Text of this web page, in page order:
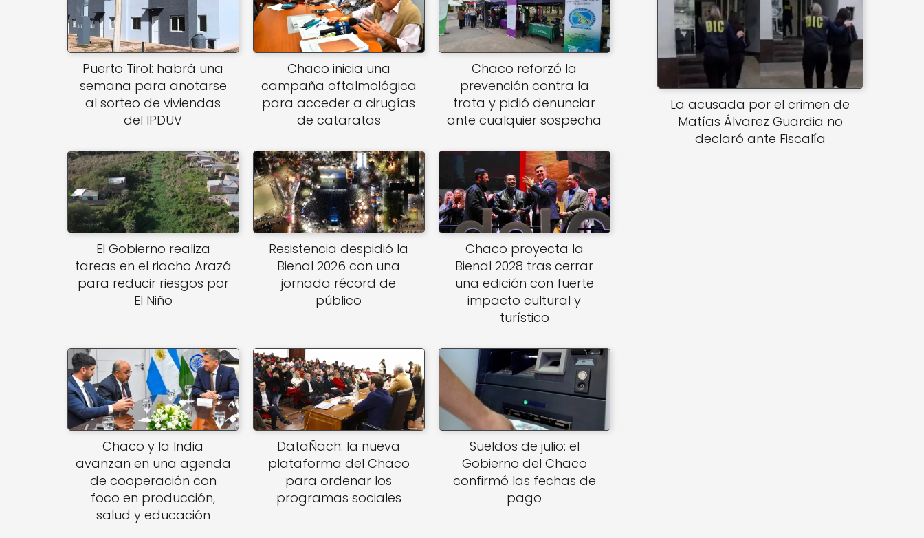
Puerto Tirol: habrá una
semana para anotarse
al sorteo de viviendas
del IPDUV
Chaco inicia una
campaña oftalmológica
para acceder a cirugías
de cataratas
Chaco reforzó la
prevención contra la
trata y pidió denunciar
ante cualquier sospecha
El Gobierno realiza
tareas en el riacho Arazá
para reducir riesgos por
El Niño
Resistencia despidió la
Bienal 2026 con una
jornada récord de
público
Chaco proyecta la
Bienal 2028 tras cerrar
una edición con fuerte
impacto cultural y
turístico
Chaco y la India
avanzan en una agenda
de cooperación con
foco en producción,
salud y educación
DataÑach: la nueva
plataforma del Chaco
para ordenar los
programas sociales
Sueldos de julio: el
Gobierno del Chaco
confirmó las fechas de
pago
La acusada por el crimen de
Matías Álvarez Guardia no
declaró ante Fiscalía